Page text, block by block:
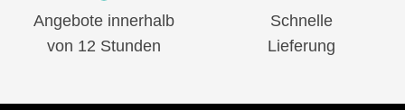
Angebote innerhalb
von 12 Stunden
Schnelle
Lieferung